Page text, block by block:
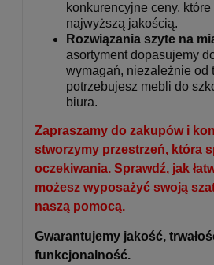
konkurencyjne ceny,
najwyższą jakością.
Rozwiązania szyte na
asortyment dopasujemy
wymagań, niezależnie od
potrzebujesz mebli do
biura.
Zapraszamy do zakupów i
stworzymy przestrzeń, która
oczekiwania. Sprawdź, jak
możesz wyposażyć swoją
naszą pomocą.
Gwarantujemy jakość,
funkcjonalność.